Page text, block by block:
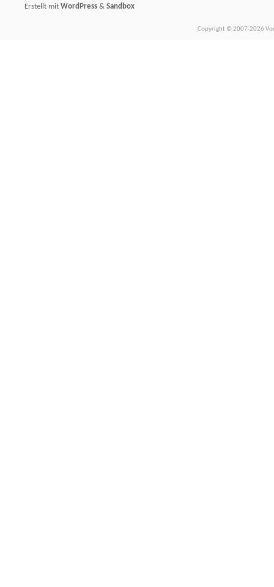
Erstellt mit WordPress & Sandbox
Copyright © 2007-2026